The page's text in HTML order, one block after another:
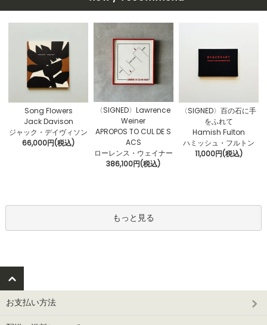
Song Flowers
Jack Davison
ジャック・デイヴィソン
66,000円(税込)
〈SIGNED〉Lawrence
Weiner
APROPOS TO CUL DE S
ACS
ローレンス・ウェイナー
386,100円(税込)
〈SIGNED〉百の石に手
をふれて
Hamish Fulton
ハミッシュ・フルトン
11,000円(税込)
もっと見る
お支払い方法